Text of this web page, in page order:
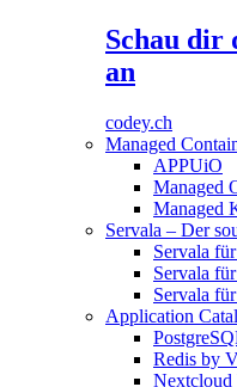
Schau dir
an
codey.ch
Managed
APPUiO
Managed
Managed
Servala – Der
Servala
Servala
Servala
Application
Redis by